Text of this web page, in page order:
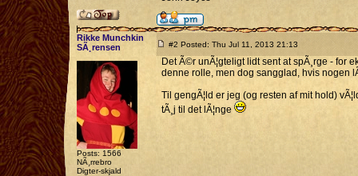
Rikke Munchkin
SÃ¸rensen
Posts: 1566
NÃ¸rrebro
Digter-skjald
#2 Posted: Thu Jul 11, 2013 21:13
Det Ã©r unÃ¦gteligt lidt sent at spÃ¸rge - for
denne rolle, men dog sangglad, hvis nogen
Til gengÃ¦ld er jeg (og resten af mit hold)
tÃ¸j til det lÃ¦nge